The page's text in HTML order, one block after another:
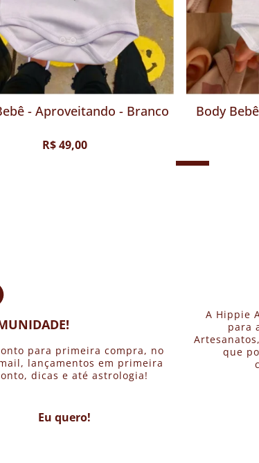
Mamar, dormir e reinar -
R$ 49,00
Body
para primeira compra, no
lançamentos em primeira
dicas e até astrologia!
Eu quero!
A Hippie
para
que